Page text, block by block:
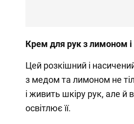
Крем для рук з лимоном
Цей розкішний і
з медом та лимоном не
і живить шкіру рук, але й
освітлює її.